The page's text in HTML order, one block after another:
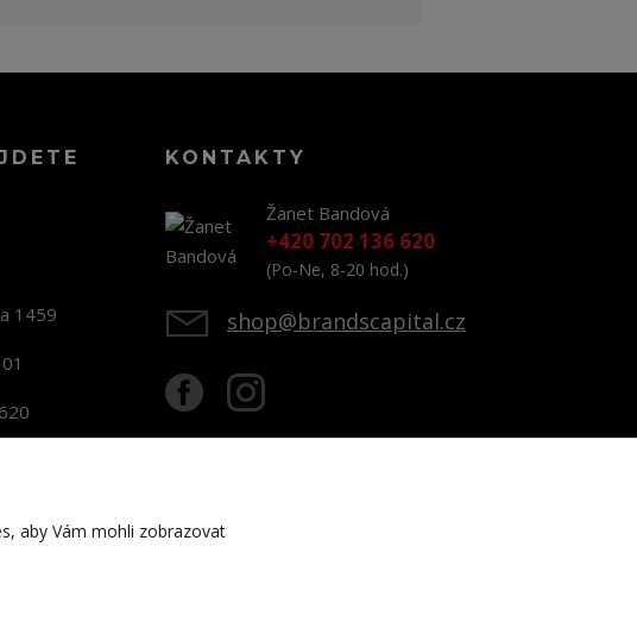
1459
KONTAKTY
Žanet Bandová
+420 702 136 620
(Po-Ne, 8-20 hod.)
shop@brandscapital.cz
aby Vám mohli zobrazovat